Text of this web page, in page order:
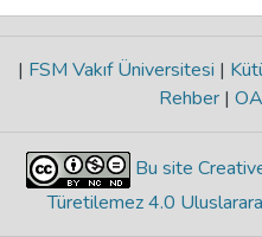
| FSM Vakıf Üniversitesi |
Rehber |
Bu site
Türetilemez 4.0